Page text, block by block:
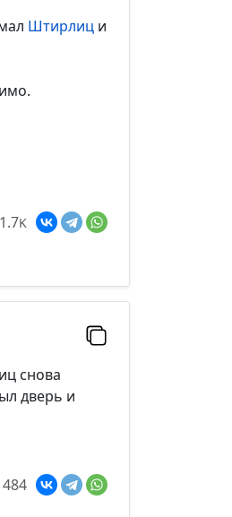
Штирлиц и
1.7K
снова
дверь и
484